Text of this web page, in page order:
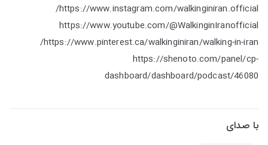
https://www.instagram.com/walkinginiran.official/
https://www.youtube.com/@WalkinginIranofficial
https://www.pinterest.ca/walkinginiran/walking-in-iran/
https://shenoto.com/panel/cp-
dashboard/dashboard/podcast/46080
با صدای